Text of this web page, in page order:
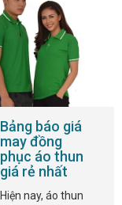
Bảng báo giá
may đồng
phục áo thun
giá rẻ nhất
Hiện nay, áo thun